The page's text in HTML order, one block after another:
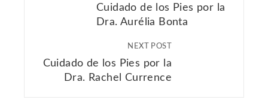
Cuidado de los Pies por la
Dra. Aurélia Bonta
NEXT POST
Cuidado de los Pies por la
Dra. Rachel Currence